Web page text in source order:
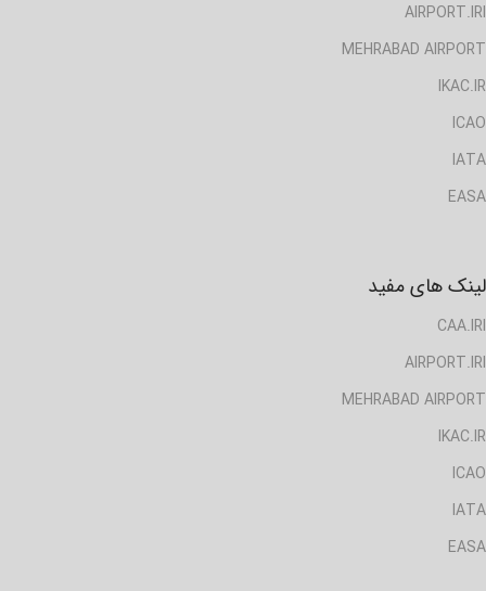
AIRPORT.IRI
MEHRABAD AIRPORT
IKAC.IR
ICAO
IATA
EASA
لینک های مفید
CAA.IRI
AIRPORT.IRI
MEHRABAD AIRPORT
IKAC.IR
ICAO
IATA
EASA